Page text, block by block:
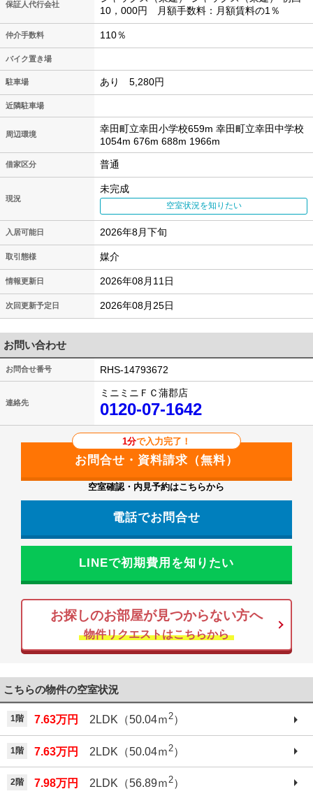
保証人代行会社
10，000円 月額手数料：月額賃料の1％
仲介手数料 110％
バイク置き場
駐車場 あり 5,280円
近隣駐車場
周辺環境
幸田町立幸田小学校659m 幸田町立幸田中学校
1054m 676m 688m 1966m
借家区分 普通
現況
未完成
空室状況を知りたい
入居可能日 2026年8月下旬
取引態様 媒介
情報更新日 2026年08月11日
次回更新予定日 2026年08月25日
お問い合わせ
お問合せ番号 RHS-14793672
連絡先
ミニミニＦＣ蒲郡店
0120-07-1642
1分で入力完了！
空室確認・内見予約はこちらから
電話でお問合せ
LINEで初期費用を知りたい
お探しのお部屋が見つからない方へ
物件リクエストはこちらから
こちらの物件の空室状況
1階 7.63万円 2LDK（50.04ｍ2）
1階 7.63万円 2LDK（50.04ｍ 2）
2階 7.98万円 2LDK（56.89ｍ 2）